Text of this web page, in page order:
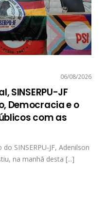
06/08/2026
SINSERPU-JF
Democracia e o
com as
SINSERPU-JF, Adenilson
na manhã desta [...]